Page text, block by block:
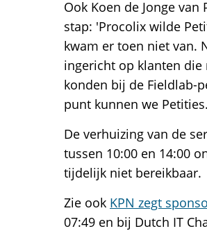
Ook Koen de Jonge
stap: 'Procolix wilde
kwam er toen niet van.
ingericht op klanten die
konden bij de Fieldlab-
punt kunnen we
De verhuizing van de
tussen 10:00 en 14:00
tijdelijk niet bereikbaar.
Zie ook KPN zegt
07:49 en bij Dutch IT